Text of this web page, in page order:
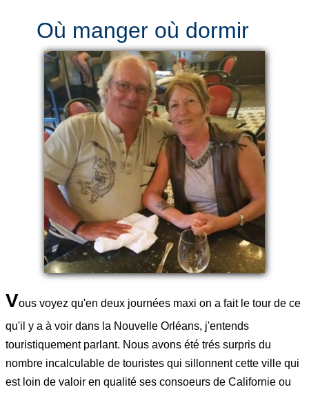
Où manger où dormir
Vous voyez qu'en deux journées maxi on a fait le tour de ce
qu'il y a à voir dans la Nouvelle Orléans, j'entends
touristiquement parlant. Nous avons été trés surpris du
nombre incalculable de touristes qui sillonnent cette ville qui
est loin de valoir en qualité ses consoeurs de Californie ou